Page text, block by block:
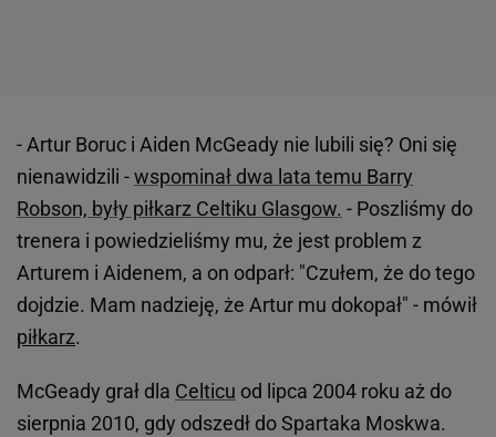
- Artur Boruc i Aiden McGeady nie lubili się? Oni się
nienawidzili -wspominał dwa lata temu Barry
Robson, były piłkarz Celtiku Glasgow. - Poszliśmy do
trenera i powiedzieliśmy mu, że jest problem z
Arturem i Aidenem, a on odparł: "Czułem, że do tego
dojdzie. Mam nadzieję, że Artur mu dokopał" - mówił
piłkarz.
McGeady grał dla Celticu od lipca 2004 roku aż do
sierpnia 2010, gdy odszedł do Spartaka Moskwa.